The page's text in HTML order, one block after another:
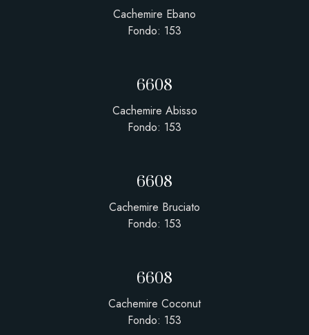
Cachemire Ebano
Fondo: 153
6608
Cachemire Abisso
Fondo: 153
6608
Cachemire Bruciato
Fondo: 153
6608
Cachemire Coconut
Fondo: 153